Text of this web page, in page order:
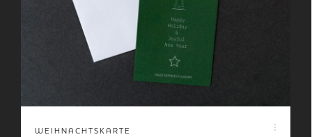
WEIHNACHTSKARTE